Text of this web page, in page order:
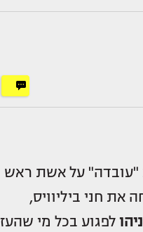
"עובדה" על אשת ראש
את חני ביליוויס,
לפגוע בכל מי שהעז